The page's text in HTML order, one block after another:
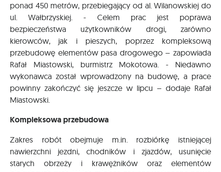
ponad 450 metrów, przebiegający od al. Wilanowskiej do
ul. Wałbrzyskiej. - Celem prac jest poprawa
bezpieczeństwa użytkowników drogi, zarówno
kierowców, jak i pieszych, poprzez kompleksową
przebudowę elementów pasa drogowego – zapowiada
Rafał Miastowski, burmistrz Mokotowa. - Niedawno
wykonawca został wprowadzony na budowę, a prace
powinny zakończyć się jeszcze w lipcu – dodaje Rafał
Miastowski.
Kompleksowa przebudowa
Zakres robót obejmuje m.in. rozbiórkę istniejącej
nawierzchni jezdni, chodników i zjazdów, usunięcie
starych obrzeży i krawężników oraz elementów